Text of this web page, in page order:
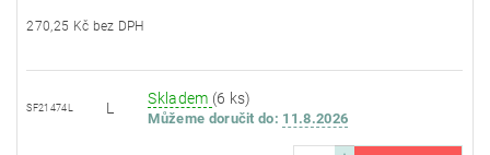
270,25 Kč bez DPH
SF21474L L
Skladem (6 ks)
Můžeme doručit do: 11.8.2026